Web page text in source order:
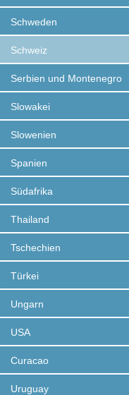
Schweden
Schweiz
Serbien und Montenegro
Slowakei
Slowenien
Spanien
Südafrika
Thailand
Tschechien
Türkei
Ungarn
USA
Curacao
Uruguay